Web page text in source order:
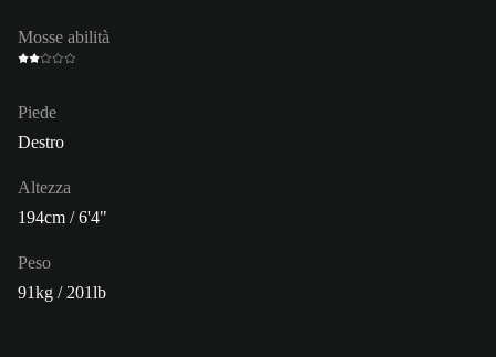
Mosse abilità
Piede
Destro
Altezza
194cm / 6'4"
Peso
91kg / 201lb